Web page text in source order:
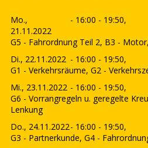
Mo.,
21.11.2022
- 16:00 - 19:50,
G5 - Fahrordnung Teil 2, B3 -
Di., 22.11.2022 - 16:00 - 19:50,
G1 - Verkehrsräume, G2 -
Mi., 23.11.2022 - 16:00 - 19:50,
G6 - Vorrangregeln u. geregelte
Lenkung
Do., 24.11.2022- 16:00 - 19:50,
G3 - Partnerkunde, G4 -